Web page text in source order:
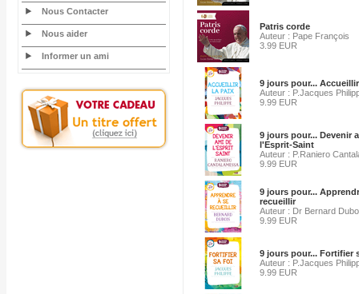
Nous Contacter
Nous aider
Informer un ami
Patris corde
Auteur : Pape François
3.99 EUR
9 jours pour...
Auteur : P.Jacques
9.99 EUR
9 jours pour... Devenir
l'Esprit-Saint
Auteur : P.Raniero
9.99 EUR
9 jours pour...
recueillir
Auteur : Dr Bernard
9.99 EUR
9 jours pour... Fortifier
Auteur : P.Jacques
9.99 EUR